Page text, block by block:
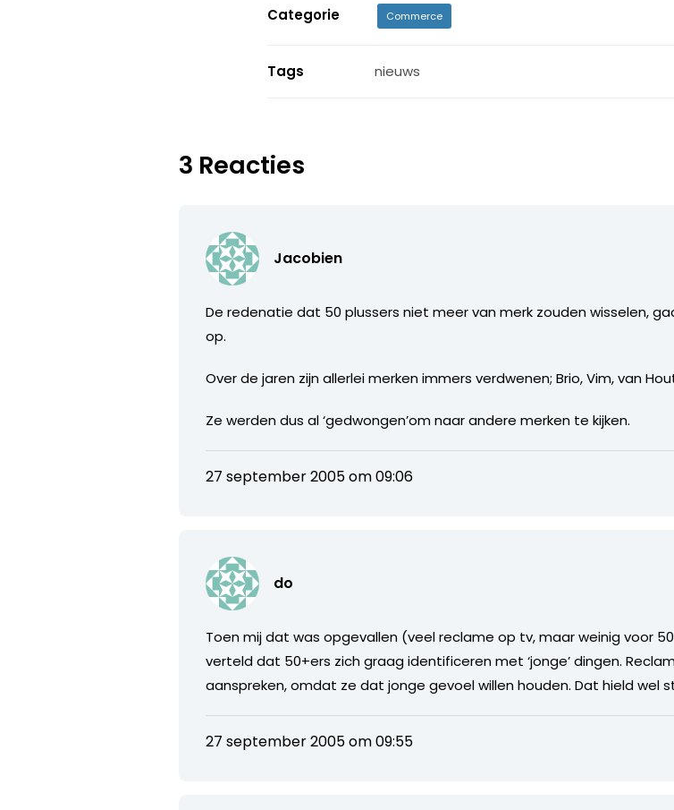
Categorie Commerce
Tags nieuws
3 Reacties
Jacobien
De redenatie dat 50 plussers niet meer van merk zouden wisselen,
op.
Over de jaren zijn allerlei merken immers verdwenen; Brio, Vim, van
Ze werden dus al ‘gedwongen’om naar andere merken te kijken.
27 september 2005 om 09:06
do
Toen mij dat was opgevallen (veel reclame op tv, maar weinig voor
verteld dat 50+ers zich graag identificeren met ‘jonge’ dingen.
aanspreken, omdat ze dat jonge gevoel willen houden. Dat hield wel
27 september 2005 om 09:55